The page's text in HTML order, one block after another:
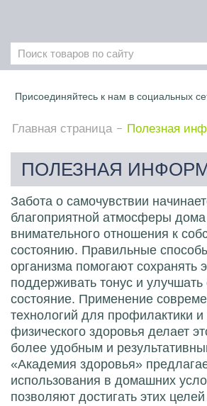
Присоединяйтесь к нам в социальных
Главная страница Полезная
ПОЛЕЗНАЯ
Забота о самочувствии
благоприятной атмосферы
внимательного отношения к
состоянию. Правильные
организма помогают сохранять
поддерживать тонус и
состояние. Применение
технологий для профилактики и
физического здоровья делает
более удобным и
«Академия здоровья»
использования в домашних
позволяют достигать этих